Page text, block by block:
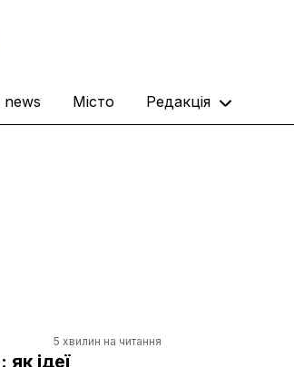
news Місто Редакція
5 хвилин на читання
ідеї